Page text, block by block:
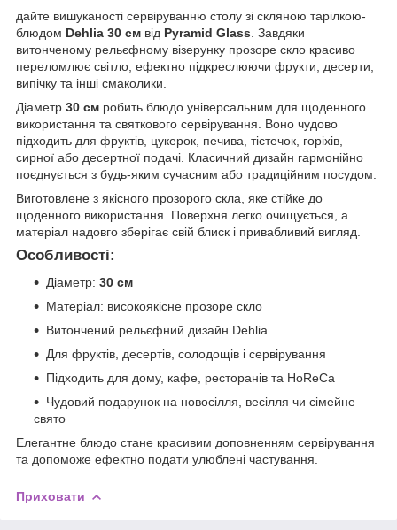
дайте вишуканості сервіруванню столу зі скляною тарілкою-
блюдом Dehlia 30 см від Pyramid Glass . Завдяки
витонченому рельєфному візерунку прозоре скло красиво
переломлює світло, ефектно підкреслюючи фрукти, десерти,
випічку та інші смаколики.
Діаметр 30 см робить блюдо універсальним для щоденного
використання та святкового сервірування. Воно чудово
підходить для фруктів, цукерок, печива, тістечок, горіхів,
сирної або десертної подачі. Класичний дизайн гармонійно
поєднується з будь-яким сучасним або традиційним посудом.
Виготовлене з якісного прозорого скла, яке стійке до
щоденного використання. Поверхня легко очищується, а
матеріал надовго зберігає свій блиск і привабливий вигляд.
Особливості:
Діаметр: 30 см
Матеріал: високоякісне прозоре скло
Витончений рельєфний дизайн Dehlia
Для фруктів, десертів, солодощів і сервірування
Підходить для дому, кафе, ресторанів та HoReCa
Чудовий подарунок на новосілля, весілля чи сімейне
свято
Елегантне блюдо стане красивим доповненням сервірування
та допоможе ефектно подати улюблені частування.
Приховати